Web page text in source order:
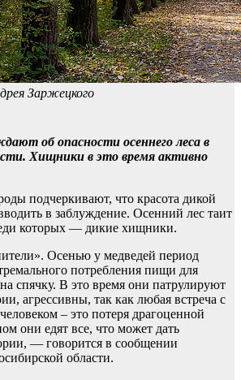
Заржецкого
об опасности осеннего леса в
Хищники в это время активно
подчеркивают, что красота дикой
в заблуждение. Осенний лес таит
которых — дикие хищники.
Осенью у медведей период
потребления пищи для
спячку. В это время они патрулируют
агрессивны, так как любая встреча с
– это потеря драгоценной
они едят все, что может дать
— говорится в сообщении
области.